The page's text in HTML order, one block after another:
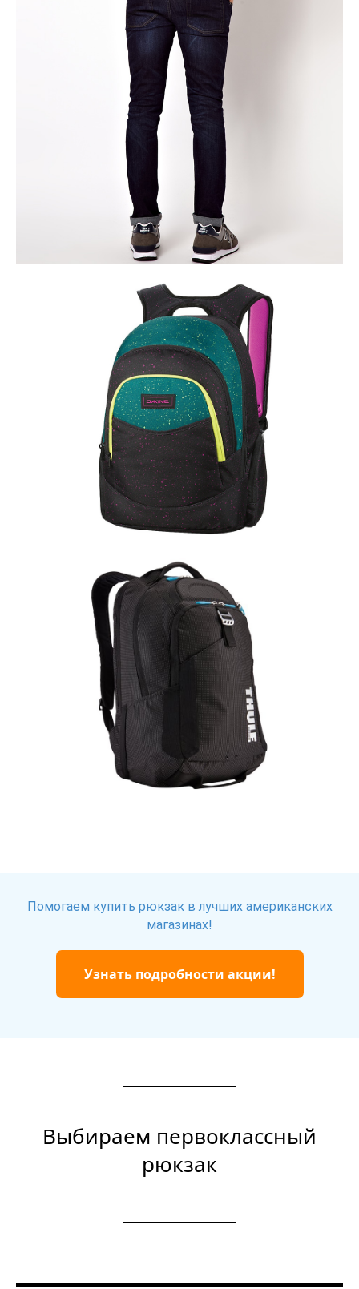
Помогаем купить рюкзак в лучших американских
магазинах!
Узнать подробности акции!
Выбираем первоклассный
рюкзак